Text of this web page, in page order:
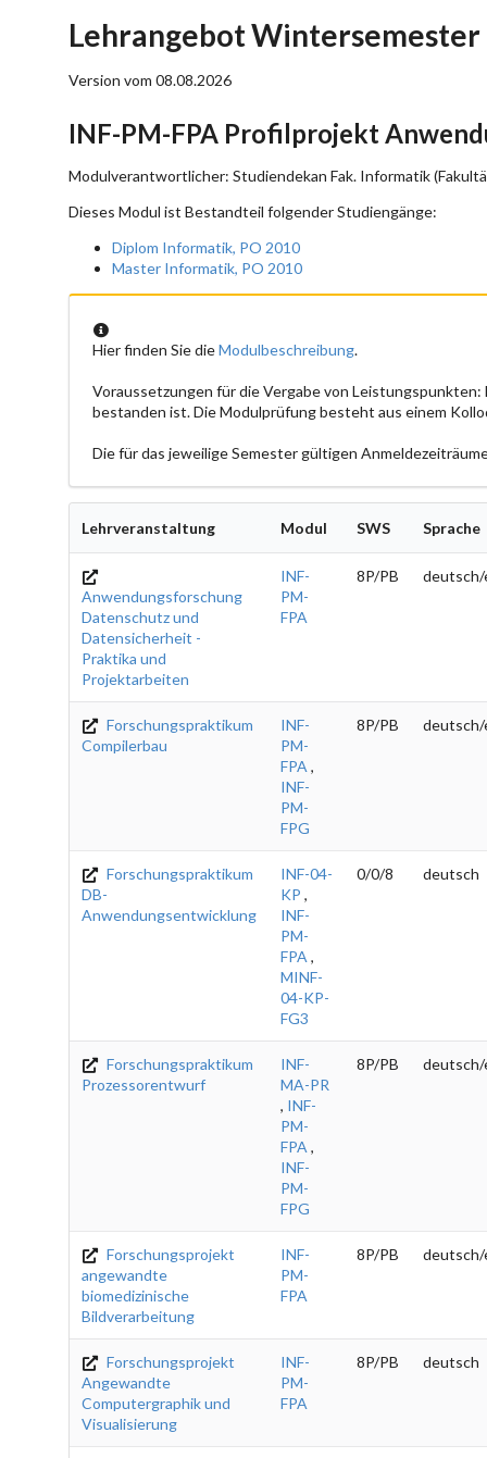
Lehrangebot Wintersemester
Version vom 08.08.2026
INF-PM-FPA Profilprojekt
Modulverantwortlicher: Studiendekan Fak. Informatik
Dieses Modul ist Bestandteil folgender Studiengänge:
Diplom Informatik, PO 2010
Master Informatik, PO 2010
Hier finden Sie dieModulbeschreibung.
Voraussetzungen für die Vergabe von
bestanden ist. Die Modulprüfung besteht aus einem
Die für das jeweilige Semester gültigen
Lehrveranstaltung Modul SWS Sprache
Anwendungsforschung
Datenschutz und
Datensicherheit -
Praktika und
Projektarbeiten
INF-
PM-
FPA
8P/PB deutsch/
Forschungspraktikum
Compilerbau
INF-
PM-
FPA ,
INF-
PM-
FPG
8P/PB deutsch/
Forschungspraktikum
DB-
Anwendungsentwicklung
INF-04-
KP ,
INF-
PM-
FPA ,
MINF-
04-KP-
FG3
0/0/8 deutsch
Forschungspraktikum
Prozessorentwurf
INF-
MA-PR
, INF-
PM-
FPA ,
INF-
PM-
FPG
8P/PB deutsch/
Forschungsprojekt
angewandte
biomedizinische
Bildverarbeitung
INF-
PM-
FPA
8P/PB deutsch/
Forschungsprojekt
Angewandte
Computergraphik und
Visualisierung
INF-
PM-
FPA
8P/PB deutsch